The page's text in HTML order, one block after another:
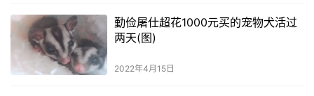
勤俭屠仕超花1000元买的宠物犬活过
两天(图)
2022年4月15日